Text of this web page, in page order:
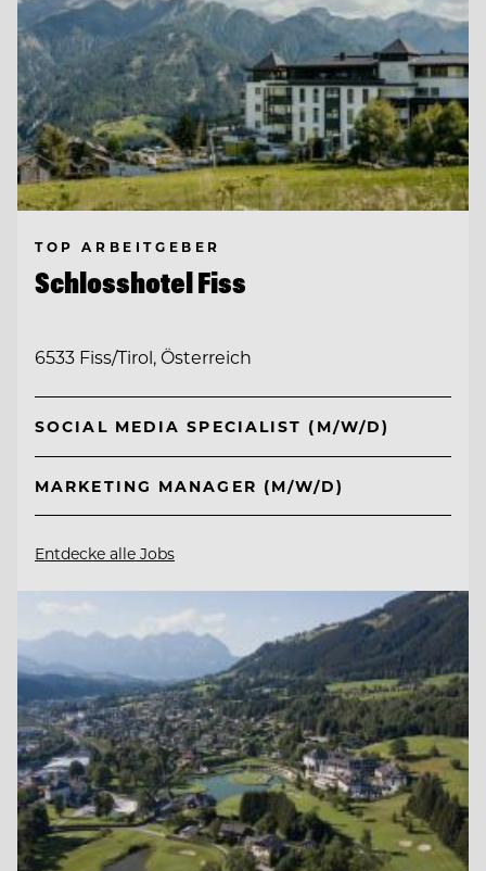
TOP ARBEITGEBER
Schlosshotel Fiss
6533 Fiss/Tirol, Österreich
SOCIAL MEDIA SPECIALIST (M/W/D)
MARKETING MANAGER (M/W/D)
Entdecke alle Jobs